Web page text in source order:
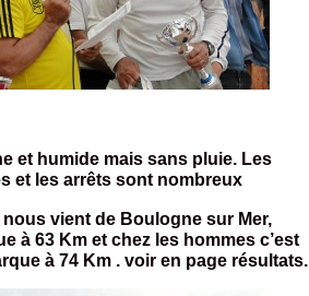
et humide mais sans pluie. Les
et les arrêts sont nombreux
vient de Boulogne sur Mer,
à 63 Km et chez les hommes c’est
à 74 Km . voir en page résultats.